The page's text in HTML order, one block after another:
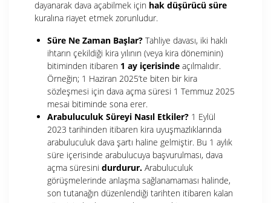
dayanarak dava açabilmek için hak düşürücü süre
kuralına riayet etmek zorunludur.
Süre Ne Zaman Başlar? Tahliye davası, iki haklı
ihtarın çekildiği kira yılının (veya kira döneminin)
bitiminden itibaren 1 ay içerisinde açılmalıdır.
Örneğin; 1 Haziran 2025’te biten bir kira
sözleşmesi için dava açma süresi 1 Temmuz 2025
mesai bitiminde sona erer.
Arabuluculuk Süreyi Nasıl Etkiler? 1 Eylül
2023 tarihinden itibaren kira uyuşmazlıklarında
arabuluculuk dava şartı haline gelmiştir. Bu 1 aylık
süre içerisinde arabulucuya başvurulması, dava
açma süresini durdurur. Arabuluculuk
görüşmelerinde anlaşma sağlanamaması halinde,
son tutanağın düzenlendiği tarihten itibaren kalan